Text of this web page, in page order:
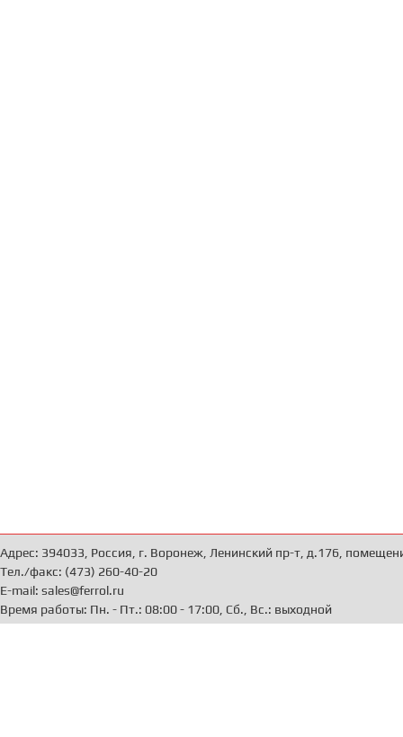
Адрес: 394033, Россия, г. Воронеж, Ленинский пр-т, д.176,
Тел./факс: (473) 260-40-20
E-mail: sales@ferrol.ru
Время работы: Пн. - Пт.: 08:00 - 17:00, Сб., Вс.: выходной